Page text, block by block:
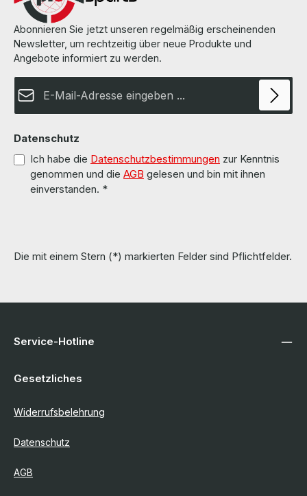
Abonnieren Sie jetzt unseren regelmäßig erscheinenden
Newsletter, um rechtzeitig über neue Produkte und
Angebote informiert zu werden.
Datenschutz
Ich habe die Datenschutzbestimmungen zur Kenntnis
genommen und die AGB gelesen und bin mit ihnen
einverstanden. *
Die mit einem Stern (*) markierten Felder sind Pflichtfelder.
Service-Hotline
Gesetzliches
Widerrufsbelehrung
Datenschutz
AGB